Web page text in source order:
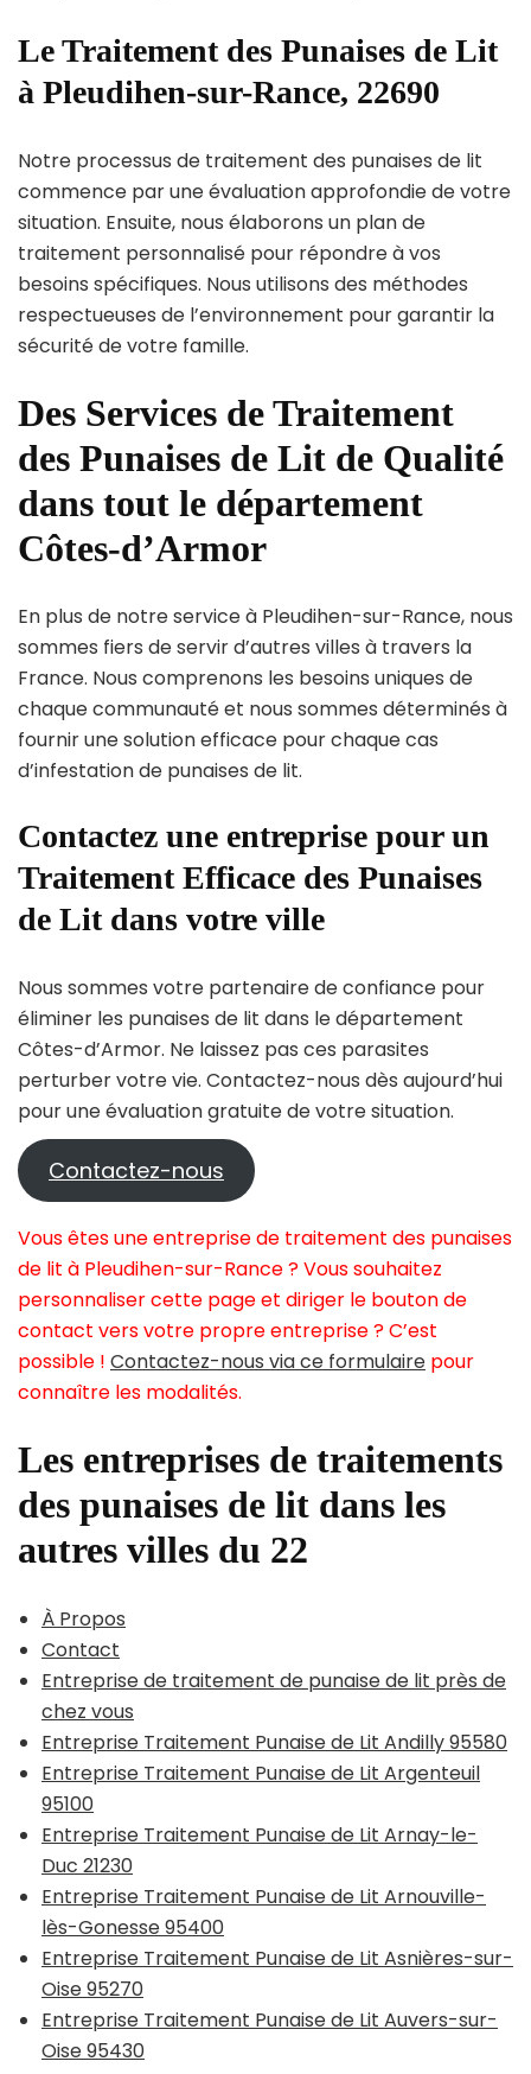
Le Traitement des Punaises de Lit
à Pleudihen-sur-Rance, 22690
Notre processus de traitement des punaises de lit
commence par une évaluation approfondie de votre
situation. Ensuite, nous élaborons un plan de
traitement personnalisé pour répondre à vos
besoins spécifiques. Nous utilisons des méthodes
respectueuses de l’environnement pour garantir la
sécurité de votre famille.
Des Services de Traitement
des Punaises de Lit de Qualité
dans tout le département
Côtes-d’Armor
En plus de notre service à Pleudihen-sur-Rance, nous
sommes fiers de servir d’autres villes à travers la
France. Nous comprenons les besoins uniques de
chaque communauté et nous sommes déterminés à
fournir une solution efficace pour chaque cas
d’infestation de punaises de lit.
Contactez une entreprise pour un
Traitement Efficace des Punaises
de Lit dans votre ville
Nous sommes votre partenaire de confiance pour
éliminer les punaises de lit dans le département
Côtes-d’Armor. Ne laissez pas ces parasites
perturber votre vie. Contactez-nous dès aujourd’hui
pour une évaluation gratuite de votre situation.
Contactez-nous
Vous êtes une entreprise de traitement des punaises
de lit à Pleudihen-sur-Rance ? Vous souhaitez
personnaliser cette page et diriger le bouton de
contact vers votre propre entreprise ? C’est
possible ! Contactez-nous via ce formulaire pour
connaître les modalités.
Les entreprises de traitements
des punaises de lit dans les
autres villes du 22
À Propos
Contact
Entreprise de traitement de punaise de lit près de
chez vous
Entreprise Traitement Punaise de Lit Andilly 95580
Entreprise Traitement Punaise de Lit Argenteuil
95100
Entreprise Traitement Punaise de Lit Arnay-le-
Duc 21230
Entreprise Traitement Punaise de Lit Arnouville-
lès-Gonesse 95400
Entreprise Traitement Punaise de Lit Asnières-sur-
Oise 95270
Entreprise Traitement Punaise de Lit Auvers-sur-
Oise 95430